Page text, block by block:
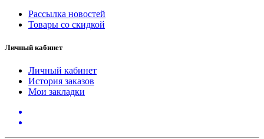
Рассылка новостей
Товары со скидкой
Личный кабинет
Личный кабинет
История заказов
Мои закладки